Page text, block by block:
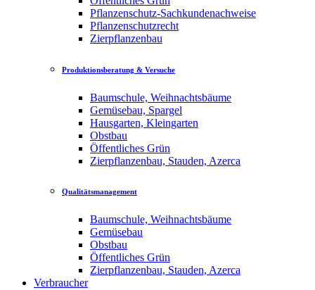
Pflanzenschutz-Sachkundenachweise
Pflanzenschutzrecht
Zierpflanzenbau
Produktionsberatung & Versuche
Baumschule, Weihnachtsbäume
Gemüsebau, Spargel
Hausgarten, Kleingarten
Obstbau
Öffentliches Grün
Zierpflanzenbau, Stauden, Azerca
Qualitätsmanagement
Baumschule, Weihnachtsbäume
Gemüsebau
Obstbau
Öffentliches Grün
Zierpflanzenbau, Stauden, Azerca
Verbraucher